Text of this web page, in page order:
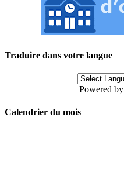
Traduire dans votre langue
Powered by
Calendrier du mois